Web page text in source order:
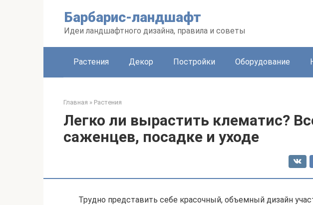
Барбарис-ландшафт
Идеи ландшафтного дизайна, правила и советы
Растения Декор Постройки Оборудование
Главная » Растения
Легко ли вырастить клематис?
саженцев, посадке и уходе
Трудно представить себе красочный, объемный дизайн